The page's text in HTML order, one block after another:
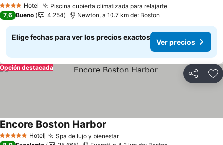
4 EstrellasHotel Piscina cubierta climatizada para relajarteVer precios
7,6 Bueno 4.254 Newton, a 10.7 km de: Boston
Elige fechas para ver los precios exactos
Ver precios
Compartir
Opción destacada
5 Estrellas Hotel Spa de lujo y bienestarVer precios
Encore Boston Harbor